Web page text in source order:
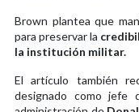
Brown plantea que
para preservar la
la institución militar.
El artículo también
designado como jefe